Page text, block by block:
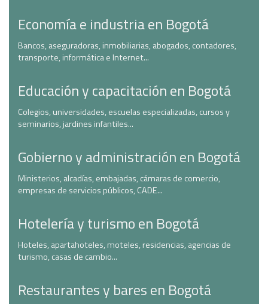
Economía e industria en Bogotá
Bancos, aseguradoras, inmobiliarias, abogados, contadores,
transporte, informática e Internet...
Educación y capacitación en Bogotá
Colegios, universidades, escuelas especializadas, cursos y
seminarios, jardines infantiles...
Gobierno y administración en Bogotá
Ministerios, alcadías, embajadas, cámaras de comercio,
empresas de servicios públicos, CADE...
Hotelería y turismo en Bogotá
Hoteles, apartahoteles, moteles, residencias, agencias de
turismo, casas de cambio...
Restaurantes y bares en Bogotá